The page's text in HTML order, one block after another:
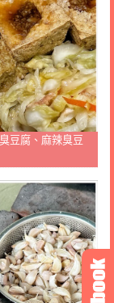
豆腐、麻辣臭豆